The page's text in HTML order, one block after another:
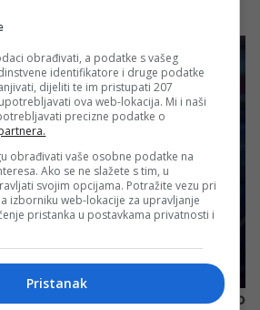
obrađivati, a podatke s vašeg
identifikatore i druge podatke
dijeliti te im pristupati 207
ova web-lokacija. Mi i naši
precizne podatke o
obrađivati vaše osobne podatke na
Ako se ne slažete s tim, u
svojim opcijama. Potražite vezu pri
izborniku web-lokacije za upravljanje
pristanka u postavkama privatnosti i
Pristanak